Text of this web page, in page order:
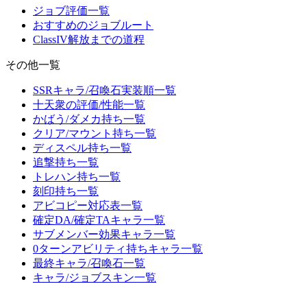
ジョブ評価一覧
おすすめのジョブルート
ClassIV解放までの道程
その他一覧
SSRキャラ/召喚石実装順一覧
十天衆の評価/性能一覧
かばう/ダメカ持ち一覧
クリア/マウント持ち一覧
ディスペル持ち一覧
追撃持ち一覧
トレハン持ち一覧
刻印持ち一覧
アビコピー対応表一覧
確定DA/確定TAキャラ一覧
サブメンバー効果キャラ一覧
0ターンアビリティ持ちキャラ一覧
最終キャラ/召喚石一覧
キャラ/ジョブスキン一覧